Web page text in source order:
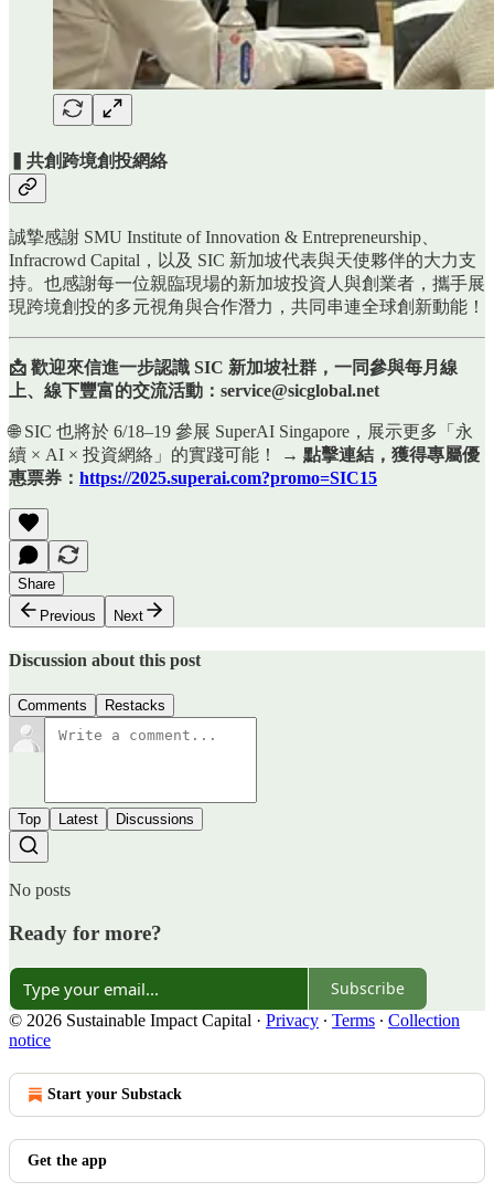
▍共創跨境創投網絡
誠摯感謝 SMU Institute of Innovation & Entrepreneurship、
Infracrowd Capital，以及 SIC 新加坡代表與天使夥伴的大力支
持。也感謝每一位親臨現場的新加坡投資人與創業者，攜手展
現跨境創投的多元視角與合作潛力，共同串連全球創新動能！
📩 歡迎來信進一步認識 SIC 新加坡社群，一同參與每月線
上、線下豐富的交流活動：service@sicglobal.net
🌐 SIC 也將於 6/18–19 參展 SuperAI Singapore，展示更多「永
續 × AI × 投資網絡」的實踐可能！ → 點擊連結，獲得專屬優
惠票券： https://2025.superai.com?promo=SIC15
Share
Previous
Next
Discussion about this post
Comments Restacks
Top Latest Discussions
No posts
Ready for more?
Subscribe
© 2026 Sustainable Impact Capital · Privacy ∙ Terms ∙ Collection
notice
Start your Substack
Get the app